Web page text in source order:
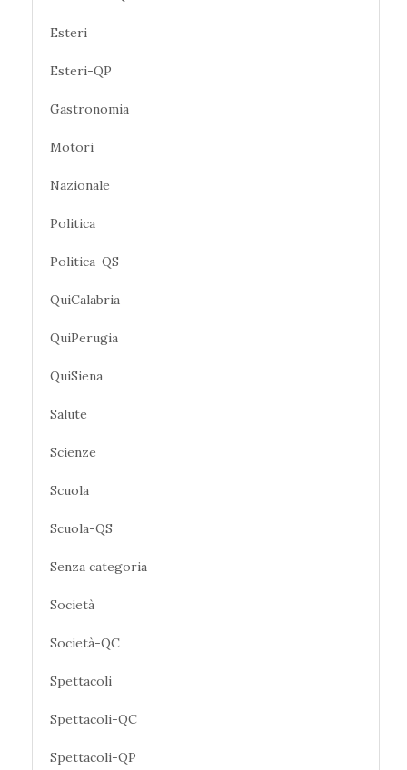
Esteri
Esteri-QP
Gastronomia
Motori
Nazionale
Politica
Politica-QS
QuiCalabria
QuiPerugia
QuiSiena
Salute
Scienze
Scuola
Scuola-QS
Senza categoria
Società
Società-QC
Spettacoli
Spettacoli-QC
Spettacoli-QP